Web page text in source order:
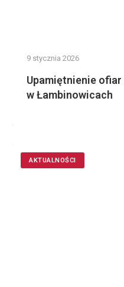
9 stycznia 2026
Upamiętnienie
w Łambinowicach
AKTUALNOŚCI